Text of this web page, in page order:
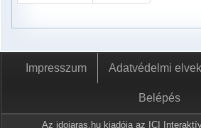
Impresszum Adatvédelmi elvek
Belépés
Az idojaras.hu kiadója az ICI